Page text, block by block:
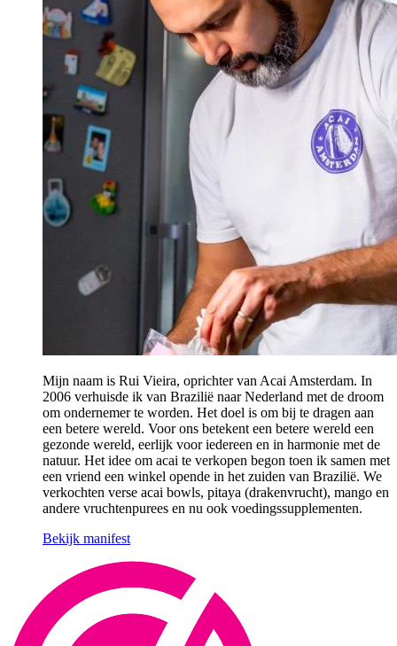
Mijn naam is Rui Vieira, oprichter van Acai Amsterdam. In
2006 verhuisde ik van Brazilië naar Nederland met de droom
om ondernemer te worden. Het doel is om bij te dragen aan
een betere wereld. Voor ons betekent een betere wereld een
gezonde wereld, eerlijk voor iedereen en in harmonie met de
natuur. Het idee om acai te verkopen begon toen ik samen met
een vriend een winkel opende in het zuiden van Brazilië. We
verkochten verse acai bowls, pitaya (drakenvrucht), mango en
andere vruchtenpurees en nu ook voedingssupplementen.
Bekijk manifest